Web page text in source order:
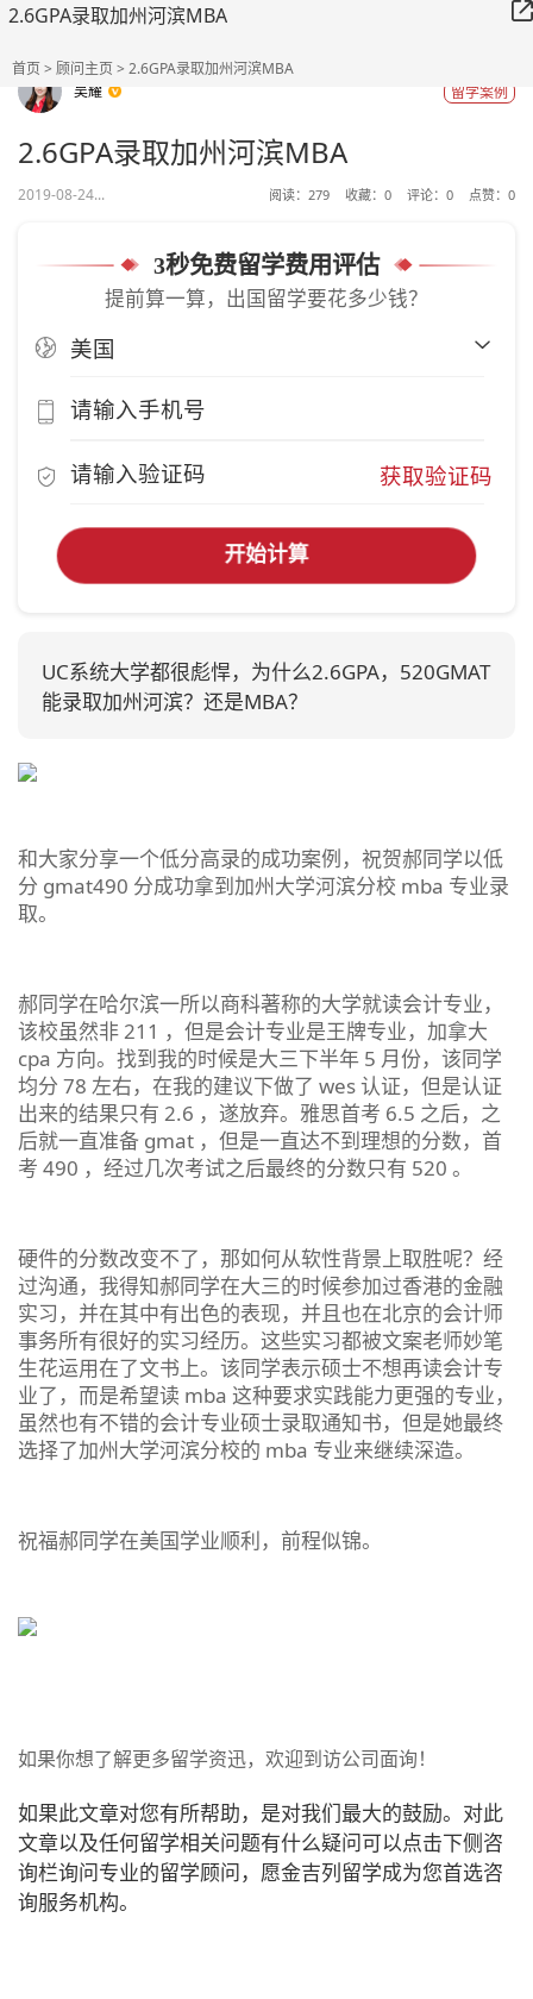
2.6GPA录取加州河滨MBA
首页> 顾问主页> 2.6GPA录取加州河滨MBA
吴耀
留学案例
2.6GPA录取加州河滨MBA
2019-08-24... 阅读： 279 收藏： 0 评论： 0 点赞： 0
3秒免费留学费用评估
提前算一算，出国留学要花多少钱？
获取验证码
开始计算
UC系统大学都很彪悍，为什么2.6GPA，520GMAT
能录取加州河滨？还是MBA？
和大家分享一个低分高录的成功案例，祝贺郝同学以低
分 gmat490 分成功拿到加州大学河滨分校 mba 专业录
取。
郝同学在哈尔滨一所以商科著称的大学就读会计专业，
该校虽然非 211 ，但是会计专业是王牌专业，加拿大
cpa 方向。找到我的时候是大三下半年 5 月份，该同学
均分 78 左右，在我的建议下做了 wes 认证，但是认证
出来的结果只有 2.6 ，遂放弃。雅思首考 6.5 之后，之
后就一直准备 gmat ，但是一直达不到理想的分数，首
考 490 ，经过几次考试之后最终的分数只有 520 。
硬件的分数改变不了，那如何从软性背景上取胜呢？经
过沟通，我得知郝同学在大三的时候参加过香港的金融
实习，并在其中有出色的表现，并且也在北京的会计师
事务所有很好的实习经历。这些实习都被文案老师妙笔
生花运用在了文书上。该同学表示硕士不想再读会计专
业了，而是希望读 mba 这种要求实践能力更强的专业，
虽然也有不错的会计专业硕士录取通知书，但是她最终
选择了加州大学河滨分校的 mba 专业来继续深造。
祝福郝同学在美国学业顺利，前程似锦。
如果你想了解更多留学资迅，欢迎到访公司面询！
如果此文章对您有所帮助，是对我们最大的鼓励。对此
文章以及任何留学相关问题有什么疑问可以点击下侧咨
询栏询问专业的留学顾问，愿金吉列留学成为您首选咨
询服务机构。